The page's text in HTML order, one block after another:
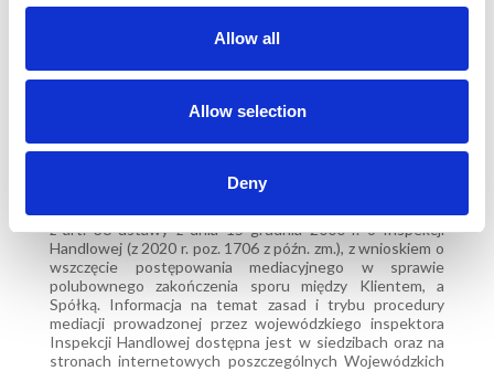
Allow all
Allow selection
Deny
art. 37 ustawy z dnia 15 grudnia 2000 r. o Inspekcji
wnioskiem o rozstrzygnięcie sporu wynikłego z zawartej
stałych polubownych sądów konsumenckich określa
określenia regulaminu organizacji i działania stałych
inspekcji handlowej z dnia 6 lipca 2017 r. (Dz.U. z 2017 r.
b) Klient uprawniony jest do zwrócenia się do
z art. 36 ustawy z dnia 15 grudnia 2000 r. o Inspekcji
Handlowej (z 2020 r. poz. 1706 z późn. zm.), z wnioskiem o
wszczęcie postępowania mediacyjnego w sprawie
polubownego zakończenia sporu między Klientem, a
Spółką. Informacja na temat zasad i trybu procedury
mediacji prowadzonej przez wojewódzkiego inspektora
Inspekcji Handlowej dostępna jest w siedzibach oraz na
stronach internetowych poszczególnych Wojewódzkich